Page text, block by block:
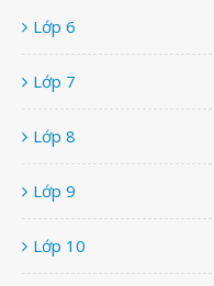
Lớp 6
Lớp 7
Lớp 8
Lớp 9
Lớp 10